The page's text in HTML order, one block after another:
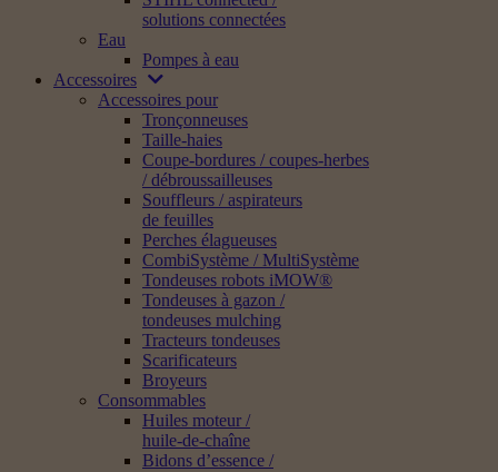
solutions connectées
Eau
Pompes à eau
Accessoires
Accessoires pour
Tronçonneuses
Taille-haies
Coupe-bordures / coupes-herbes
/ débroussailleuses
Souffleurs / aspirateurs
de feuilles
Perches élagueuses
CombiSystème / MultiSystème
Tondeuses robots iMOW®
Tondeuses à gazon /
tondeuses mulching
Tracteurs tondeuses
Scarificateurs
Broyeurs
Consommables
Huiles moteur /
huile-de-chaîne
Bidons d’essence /